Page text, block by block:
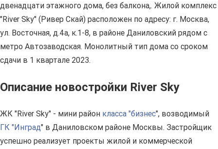
двенадцати этажного дома, без балкона,. Жилой комплекс
"River Sky" (Ривер Скай) расположен по адресу: г. Москва,
ул. Восточная, д.4а, к.1-8, в районе Даниловский рядом с
метро Автозаводская. Монолитный тип дома со сроком
сдачи в 1 квартале 2023.
Описание новостройки River Sky
ЖК "River Sky" - мини район класса "бизнес", возводимый
ГК "Инград" в Даниловском районе Москвы. Застройщик
успешно реализует проекты жилой и коммерческой